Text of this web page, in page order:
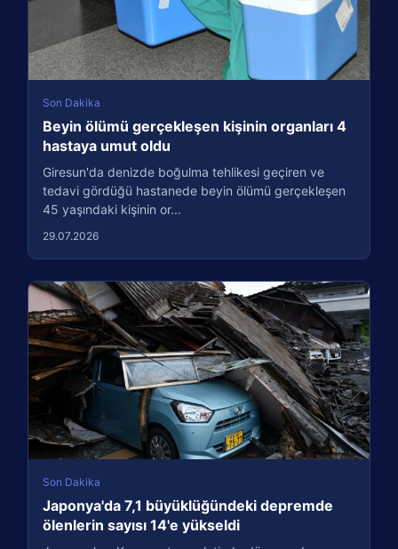
Son Dakika
Beyin ölümü gerçekleşen kişinin organları 4
hastaya umut oldu
Giresun'da denizde boğulma tehlikesi geçiren ve
tedavi gördüğü hastanede beyin ölümü gerçekleşen
45 yaşındaki kişinin or...
29.07.2026
Son Dakika
Japonya'da 7,1 büyüklüğündeki depremde
ölenlerin sayısı 14'e yükseldi